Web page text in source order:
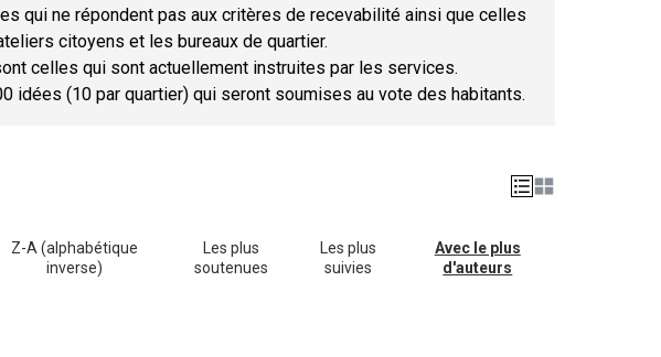
qui ne répondent pas aux critères de recevabilité ainsi que celles
citoyens et les bureaux de quartier.
celles qui sont actuellement instruites par les services.
idées (10 par quartier) qui seront soumises au vote des habitants.
Z-A (alphabétique
inverse)
Les plus
soutenues
Les plus
suivies
Avec le plus
d'auteurs